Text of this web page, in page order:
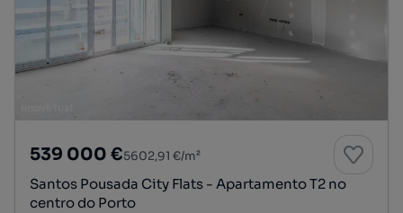
539 000 €5602,91 €/m²
Santos Pousada City Flats - Apartamento T2 no
centro do Porto